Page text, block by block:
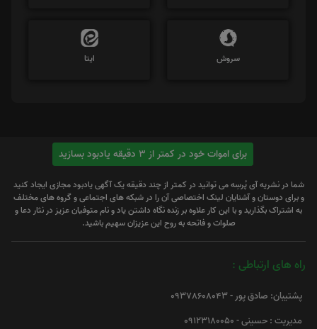
سروش ایتا
برای اموات خود در کمتر از 3 دقیقه یادبود بسازید
شما در نشریه آی پُرسِه می توانید در کمتر از چند دقیقه یک آگهی یادبود مجازی ایجاد کنید
و برای دوستان و آشنایان لینک اختصاصی آن را در شبکه های اجتماعی و گروه های مختلف
به اشتراک بگذارید و با این کار علاوه بر زنده نگاه داشتن یاد و نام متوفیان عزیز در نثار دعا و
صلوات و فاتحه به روح این عزیزان سهیم باشید.
راه های ارتباطی :
پشتیبان: صادق پور - 09378608043
مدیریت : حسینی - 09123180050